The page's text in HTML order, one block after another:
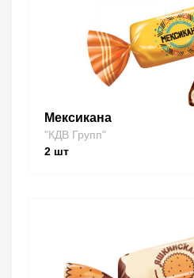
Мексикана
"КДВ Групп"
2 шт